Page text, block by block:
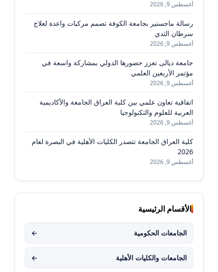
أغسطس 9, 2026
رسالة ماجستير بجامعة الكوفة تصمم مركبات واعدة لعلاج
سرطان الثدي
أغسطس 9, 2026
جامعة ديالى تعزز حضورها الدولي بمشاركة واسعة في
مؤتمر الأربعين العلمي
أغسطس 9, 2026
اتفاقية تعاون علمي بين كلية العراق الجامعة والأكاديمية
العربية للعلوم والتكنولوجيا
أغسطس 9, 2026
كلية العراق الجامعة تتصدر الكليات الأهلية في البصرة لعام
2026
أغسطس 9, 2026
الأقسام الرئيسية
الجامعات الحكومية ←
الجامعات والكليات الأهلية ←